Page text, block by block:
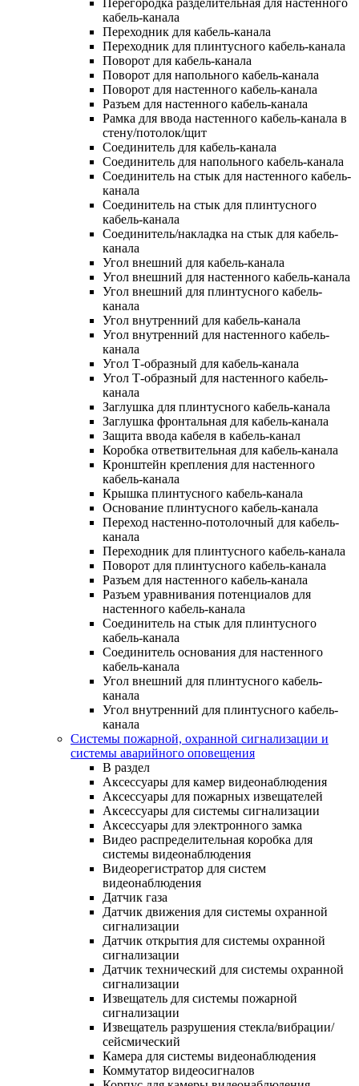
кабель-канала
Переходник для кабель-канала
Переходник для плинтусного кабель-канала
Поворот для кабель-канала
Поворот для напольного кабель-канала
Поворот для настенного кабель-канала
Разъем для настенного кабель-канала
Рамка для ввода настенного кабель-канала в
стену/потолок/щит
Соединитель для кабель-канала
Соединитель для напольного кабель-канала
Соединитель на стык для настенного кабель-
канала
Соединитель на стык для плинтусного
кабель-канала
Соединитель/накладка на стык для кабель-
канала
Угол внешний для кабель-канала
Угол внешний для настенного кабель-канала
Угол внешний для плинтусного кабель-
канала
Угол внутренний для кабель-канала
Угол внутренний для настенного кабель-
канала
Угол Т-образный для кабель-канала
Угол Т-образный для настенного кабель-
канала
Заглушка для плинтусного кабель-канала
Заглушка фронтальная для кабель-канала
Защита ввода кабеля в кабель-канал
Коробка ответвительная для кабель-канала
Кронштейн крепления для настенного
кабель-канала
Крышка плинтусного кабель-канала
Основание плинтусного кабель-канала
Переход настенно-потолочный для кабель-
канала
Переходник для плинтусного кабель-канала
Поворот для плинтусного кабель-канала
Разъем для настенного кабель-канала
Разъем уравнивания потенциалов для
настенного кабель-канала
Соединитель на стык для плинтусного
кабель-канала
Соединитель основания для настенного
кабель-канала
Угол внешний для плинтусного кабель-
канала
Угол внутренний для плинтусного кабель-
канала
Системы пожарной, охранной сигнализации и
системы аварийного оповещения
В раздел
Аксессуары для камер видеонаблюдения
Аксессуары для пожарных извещателей
Аксессуары для системы сигнализации
Аксессуары для электронного замка
Видео распределительная коробка для
системы видеонаблюдения
Видеорегистратор для систем
видеонаблюдения
Датчик газа
Датчик движения для системы охранной
сигнализации
Датчик открытия для системы охранной
сигнализации
Датчик технический для системы охранной
сигнализации
Извещатель для системы пожарной
сигнализации
Извещатель разрушения стекла/вибрации/
сейсмический
Камера для системы видеонаблюдения
Коммутатор видеосигналов